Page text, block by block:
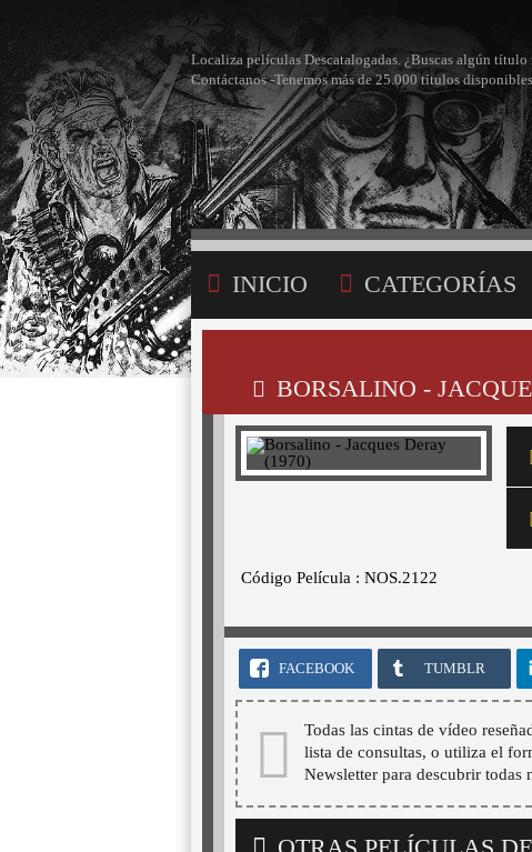
Localiza películas Descatalogadas. ¿Buscas algún título
Contáctanos -Tenemos más de 25.000 títulos
INICIO CATEGORÍAS
BORSALINO -
Código Película : NOS.2122
FACEBOOK TUMBLR
Todas las cintas de vídeo
lista de consultas, o utiliza el
Newsletter para descubrir todas